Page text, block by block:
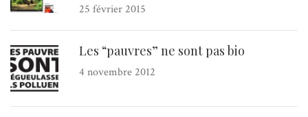
25 février 2015
Les “pauvres” ne sont pas bio
4 novembre 2012